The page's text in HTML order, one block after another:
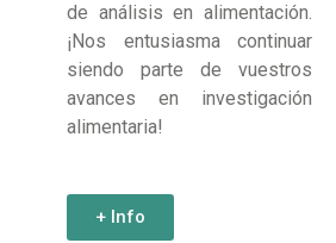
de análisis en alimentación.
¡Nos entusiasma continuar
siendo parte de vuestros
avances en investigación
alimentaria!
+ Info